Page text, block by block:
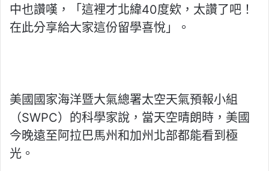
中也讚嘆，「這裡才北緯40度欸，太讚了吧！
在此分享給大家這份留學喜悅」。
美國國家海洋暨大氣總署太空天氣預報小組
（SWPC）的科學家說，當天空晴朗時，美國
今晚遠至阿拉巴馬州和加州北部都能看到極
光。